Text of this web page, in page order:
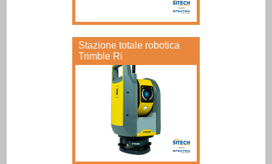
Stazione totale robotica
Trimble Ri